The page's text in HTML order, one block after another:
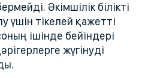
Әкімшілік білікті
үшін тікелей қажетті
ішінде бейіндері
жүгінуді